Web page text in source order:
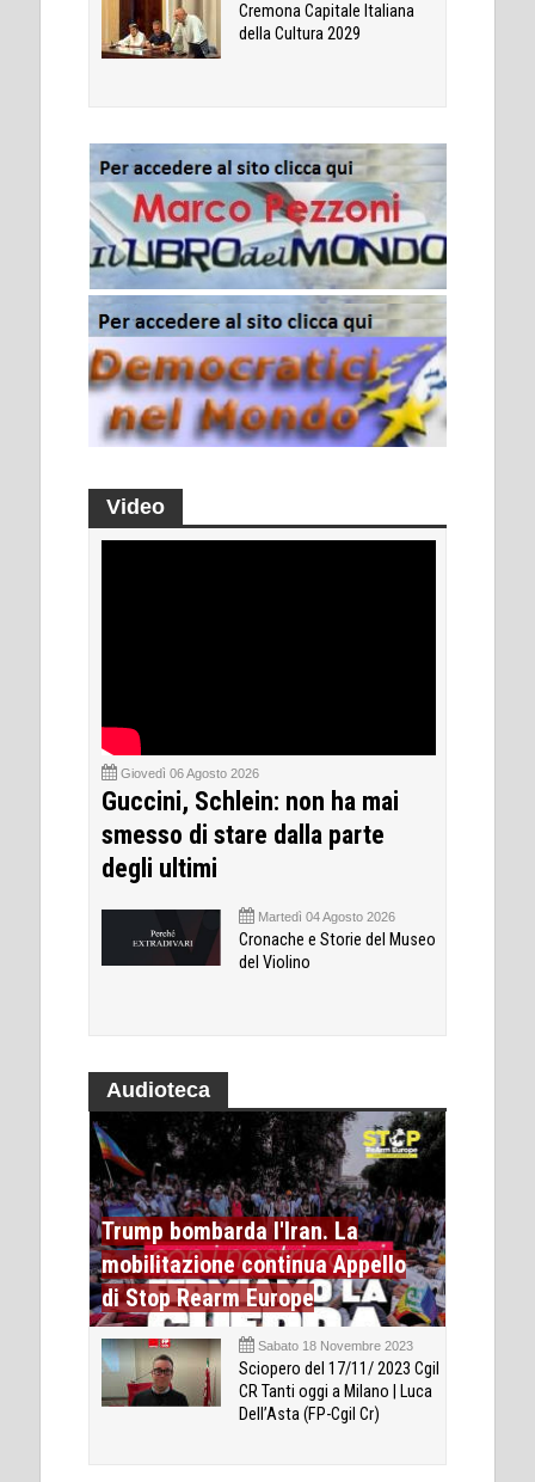
Cremona Capitale Italiana
della Cultura 2029
Video
Giovedì 06 Agosto 2026
Guccini, Schlein: non ha mai
smesso di stare dalla parte
degli ultimi
Martedì 04 Agosto 2026
Cronache e Storie del Museo
del Violino
Audioteca
Trump bombarda l'Iran. La
mobilitazione continua Appello
di Stop Rearm Europe
Sabato 18 Novembre 2023
Sciopero del 17/11/ 2023 Cgil
CR Tanti oggi a Milano | Luca
Dell’Asta (FP-Cgil Cr)